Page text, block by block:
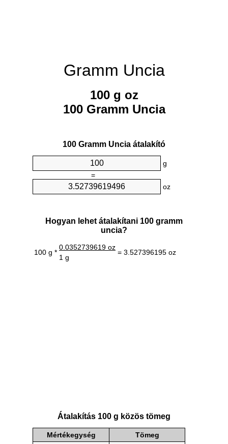
Gramm Uncia
100 g oz
100 Gramm Uncia
100 Gramm Uncia átalakító
g
=
oz
Hogyan lehet átalakítani 100 gramm
uncia?
100 g *
0.0352739619 oz
= 3.527396195 oz
1 g
Átalakítás 100 g közös tömeg
Mértékegység Tömeg